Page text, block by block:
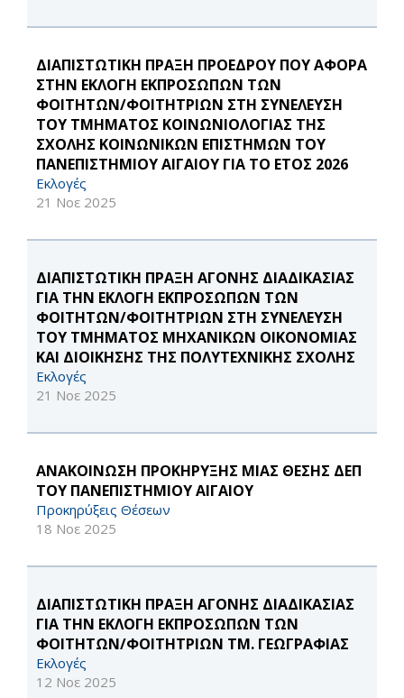
ΔΙΑΠΙΣΤΩΤΙΚΗ ΠΡΑΞΗ ΠΡΟΕΔΡΟΥ ΠΟΥ ΑΦΟΡΑ
ΣΤΗΝ ΕΚΛΟΓΗ ΕΚΠΡΟΣΩΠΩΝ ΤΩΝ
ΦΟΙΤΗΤΩΝ/ΦΟΙΤΗΤΡΙΩΝ ΣΤΗ ΣΥΝΕΛΕΥΣΗ
ΤΟΥ ΤΜΗΜΑΤΟΣ ΚΟΙΝΩΝΙΟΛΟΓΙΑΣ ΤΗΣ
ΣΧΟΛΗΣ ΚΟΙΝΩΝΙΚΩΝ ΕΠΙΣΤΗΜΩΝ ΤΟΥ
ΠΑΝΕΠΙΣΤΗΜΙΟΥ ΑΙΓΑΙΟΥ ΓΙΑ ΤΟ ΕΤΟΣ 2026
Εκλογές
21 Νοε 2025
ΔΙΑΠΙΣΤΩΤΙΚΗ ΠΡΑΞΗ ΑΓΟΝΗΣ ΔΙΑΔΙΚΑΣΙΑΣ
ΓΙΑ ΤΗΝ ΕΚΛΟΓΗ ΕΚΠΡΟΣΩΠΩΝ ΤΩΝ
ΦΟΙΤΗΤΩΝ/ΦΟΙΤΗΤΡΙΩΝ ΣΤΗ ΣΥΝΕΛΕΥΣΗ
ΤΟΥ ΤΜΗΜΑΤΟΣ ΜΗΧΑΝΙΚΩΝ ΟΙΚΟΝΟΜΙΑΣ
ΚΑΙ ΔΙΟΙΚΗΣΗΣ ΤΗΣ ΠΟΛΥΤΕΧΝΙΚΗΣ ΣΧΟΛΗΣ
Εκλογές
21 Νοε 2025
ΑΝΑΚΟΙΝΩΣΗ ΠΡΟΚΗΡΥΞΗΣ ΜΙΑΣ ΘΕΣΗΣ ΔΕΠ
ΤΟΥ ΠΑΝΕΠΙΣΤΗΜΙΟΥ ΑΙΓΑΙΟΥ
Προκηρύξεις Θέσεων
18 Νοε 2025
ΔΙΑΠΙΣΤΩΤΙΚΗ ΠΡΑΞΗ ΑΓΟΝΗΣ ΔΙΑΔΙΚΑΣΙΑΣ
ΓΙΑ ΤΗΝ ΕΚΛΟΓΗ ΕΚΠΡΟΣΩΠΩΝ ΤΩΝ
ΦΟΙΤΗΤΩΝ/ΦΟΙΤΗΤΡΙΩΝ ΤΜ. ΓΕΩΓΡΑΦΙΑΣ
Εκλογές
12 Νοε 2025